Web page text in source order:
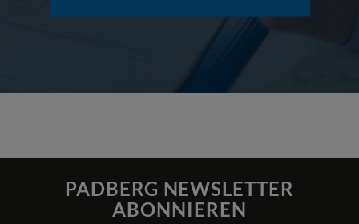
PADBERG NEWSLETTER
ABONNIEREN